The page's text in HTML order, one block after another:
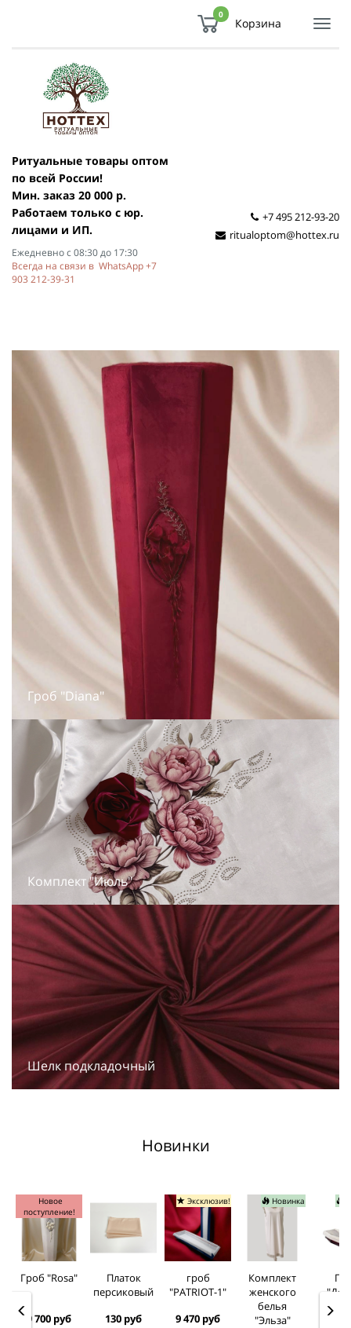
0
Корзина
Ритуальные товары оптом
по всей России!
Мин. заказ 20 000 р.
Работаем только с юр.
лицами и ИП.
Ежедневно с 08:30 до 17:30
Всегда на связи в WhatsApp +7
903 212-39-31
+7 495 212-93-20
ritualoptom@hottex.ru
Гроб "Diana"
Комплект "Июль"
Шелк подкладочный
Новинки
Новое
поступление!
Гроб "Rosa"
9 700 руб
Платок
персиковый
130 руб
Эксклюзив!
гроб
"PATRIOT-1"
9 470 руб
Новинка
Комплект
женского
белья
"Эльза"
14